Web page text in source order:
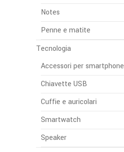
Notes
Penne e matite
Tecnologia
Accessori per smartphone
Chiavette USB
Cuffie e auricolari
Smartwatch
Speaker